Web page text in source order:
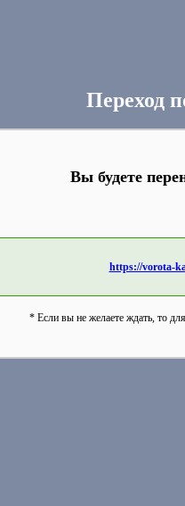
Переход
Вы будете
https://vorota-
* Если вы не желаете ждать, то